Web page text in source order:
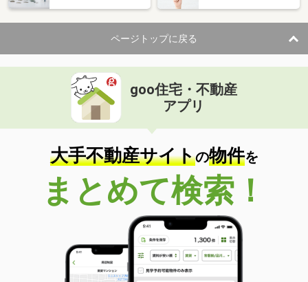
ページトップに戻る
goo住宅・不動産
アプリ
大手不動産サイトの物件を
まとめて検索！